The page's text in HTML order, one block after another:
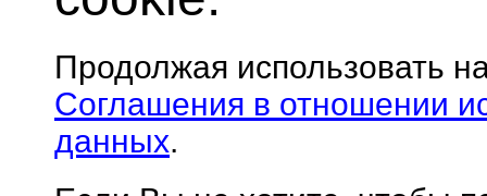
Продолжая использовать
Соглашения в отношении
данных.